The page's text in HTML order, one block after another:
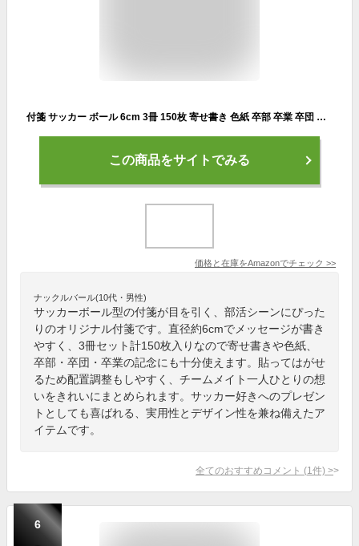
付箋 サッカー ボール 6cm 3冊 150枚 寄せ書き 色紙 卒部 卒業 卒団 メッセージ メモ 帳 プレゼントにも 【ここでしか買えない AbonAbon オリジナル 部活付箋】 (サッカー3個セット)
この商品をサイトでみる
価格と在庫をAmazonでチェック >>
ナックルバール(10代・男性)
サッカーボール型の付箋が目を引く、部活シーンにぴった
りのオリジナル付箋です。直径約6cmでメッセージが書き
やすく、3冊セット計150枚入りなので寄せ書きや色紙、
卒部・卒団・卒業の記念にも十分使えます。貼ってはがせ
るため配置調整もしやすく、チームメイト一人ひとりの想
いをきれいにまとめられます。サッカー好きへのプレゼン
トとしても喜ばれる、実用性とデザイン性を兼ね備えたア
イテムです。
全てのおすすめコメント (1 件) >
6